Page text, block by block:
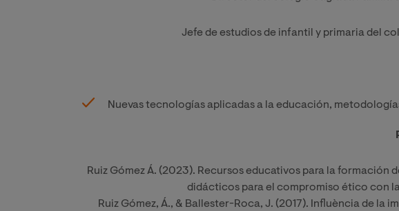
Jefe de estudios de infantil y primaria del
Nuevas tecnologías aplicadas a la educación,
Ruiz Gómez Á. (2023). Recursos educativos para la formación
didácticos para el compromiso ético con
Ruiz Gómez, Á., & Ballester-Roca, J. (2017). Influència de